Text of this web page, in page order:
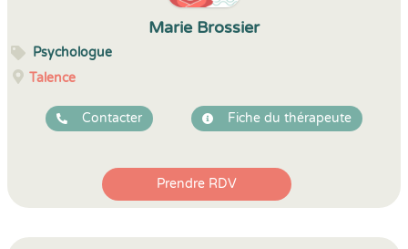
Marie Brossier
Psychologue
Talence
Contacter Fiche du thérapeute
Prendre RDV